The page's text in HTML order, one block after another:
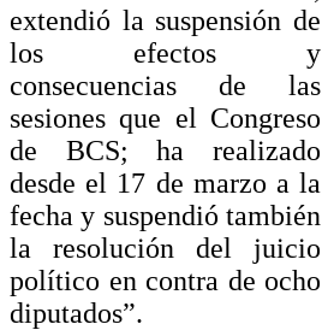
extendió la suspensión de
los efectos y
consecuencias de las
sesiones que el Congreso
de BCS; ha realizado
desde el 17 de marzo a la
fecha y suspendió también
la resolución del juicio
político en contra de ocho
diputados”.